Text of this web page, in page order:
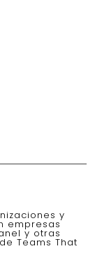
y
empresas
y otras
Teams That